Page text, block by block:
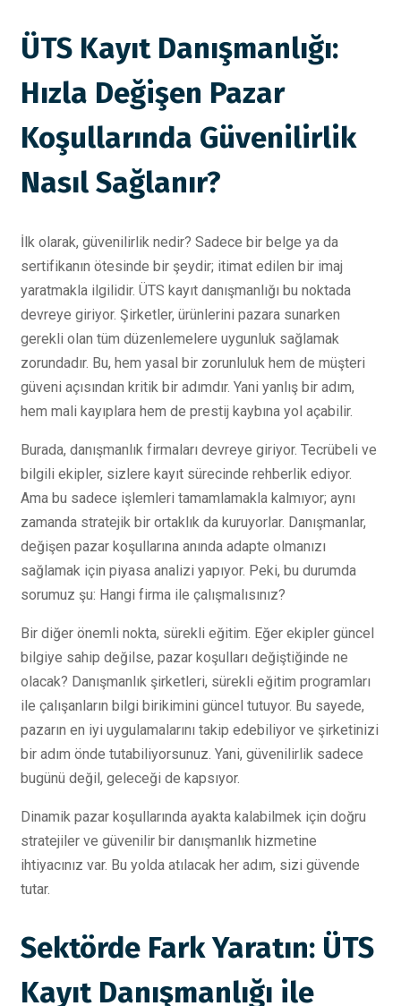
ÜTS Kayıt Danışmanlığı:
Hızla Değişen Pazar
Koşullarında Güvenilirlik
Nasıl Sağlanır?
İlk olarak, güvenilirlik nedir? Sadece bir belge ya da
sertifikanın ötesinde bir şeydir; itimat edilen bir imaj
yaratmakla ilgilidir. ÜTS kayıt danışmanlığı bu noktada
devreye giriyor. Şirketler, ürünlerini pazara sunarken
gerekli olan tüm düzenlemelere uygunluk sağlamak
zorundadır. Bu, hem yasal bir zorunluluk hem de müşteri
güveni açısından kritik bir adımdır. Yani yanlış bir adım,
hem mali kayıplara hem de prestij kaybına yol açabilir.
Burada, danışmanlık firmaları devreye giriyor. Tecrübeli ve
bilgili ekipler, sizlere kayıt sürecinde rehberlik ediyor.
Ama bu sadece işlemleri tamamlamakla kalmıyor; aynı
zamanda stratejik bir ortaklık da kuruyorlar. Danışmanlar,
değişen pazar koşullarına anında adapte olmanızı
sağlamak için piyasa analizi yapıyor. Peki, bu durumda
sorumuz şu: Hangi firma ile çalışmalısınız?
Bir diğer önemli nokta, sürekli eğitim. Eğer ekipler güncel
bilgiye sahip değilse, pazar koşulları değiştiğinde ne
olacak? Danışmanlık şirketleri, sürekli eğitim programları
ile çalışanların bilgi birikimini güncel tutuyor. Bu sayede,
pazarın en iyi uygulamalarını takip edebiliyor ve şirketinizi
bir adım önde tutabiliyorsunuz. Yani, güvenilirlik sadece
bugünü değil, geleceği de kapsıyor.
Dinamik pazar koşullarında ayakta kalabilmek için doğru
stratejiler ve güvenilir bir danışmanlık hizmetine
ihtiyacınız var. Bu yolda atılacak her adım, sizi güvende
tutar.
Sektörde Fark Yaratın: ÜTS
Kayıt Danışmanlığı ile